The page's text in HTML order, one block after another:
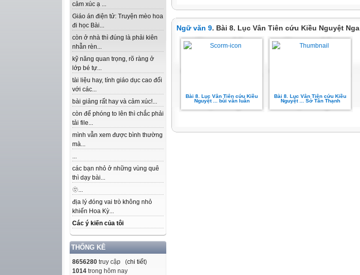
cảm xúc ạ ...
Giáo án điện tử: Truyện mèo hoa
đi học Bài...
còn ở nhà thì đúng là phải kiên
nhẫn rèn...
kỹ năng quan trọng, rõ ràng ở
lớp bé tự...
tài liệu hay, tính giáo dục cao đối
với các...
bài giảng rất hay và cảm xúc!...
còn để phóng to lên thì chắc phải
tải file...
mình vẫn xem được bình thường
mà...
...
các bạn nhỏ ở những vùng quê
thì dạy bài...
🫥...
địa lý đóng vai trò không nhỏ
khiến Hoa Kỳ...
Các ý kiến của tôi
THỐNG KÊ
8656280 truy cập (chi tiết)
1014 trong hôm nay
Ngữ văn 9. Bài 8. Lục Vân Tiên cứu Kiều Nguyệt Nga
Bài 8. Lục Vân Tiên cứu Kiều
Nguyệt ... bùi văn luân
Bài 8. Lục Vân Tiên cứu Kiều
Nguyệt ... Sở Tân Thạnh